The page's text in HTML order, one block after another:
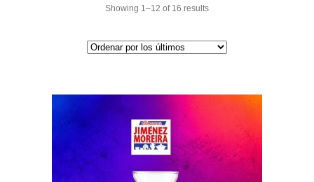
Showing 1–12 of 16 results